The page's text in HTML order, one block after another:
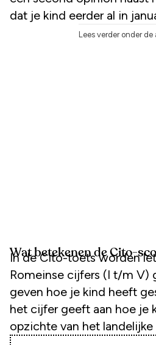
dat je kind eerder al in
Lees verder onder de
Wat betekenen de Cito-
In de Cito-toets worden
Romeinse cijfers (I t/m V)
geven hoe je kind heeft
het cijfer geeft aan hoe je
opzichte van het